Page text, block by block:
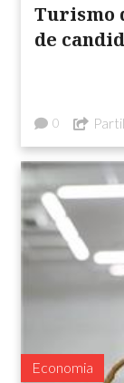
Turismo
de
0
Economia